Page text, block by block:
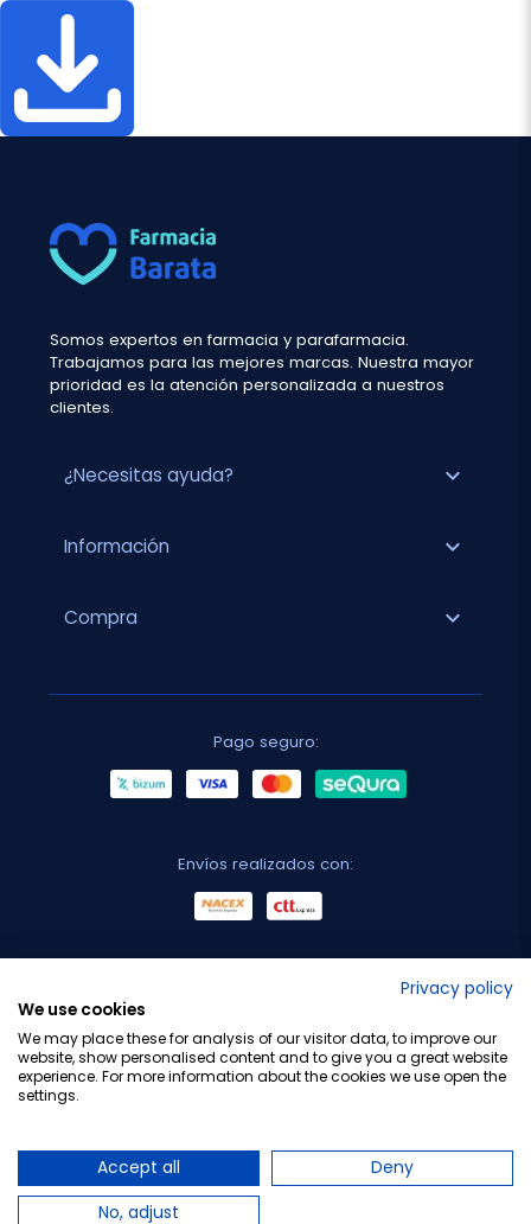
Somos expertos en farmacia y parafarmacia.
Trabajamos para las mejores marcas. Nuestra mayor
prioridad es la atención personalizada a nuestros
clientes.
¿Necesitas ayuda? expand_more
Información expand_more
Compra expand_more
Pago seguro:
Envíos realizados con:
Privacy policy
We use cookies
We may place these for analysis of our visitor data, to improve our
website, show personalised content and to give you a great website
experience. For more information about the cookies we use open the
settings.
Accept all
Deny
No, adjust